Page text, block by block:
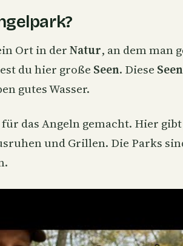
Ort in derNatur, an dem man
du hier große Seen. Diese Seen
gutes Wasser.
das Angeln gemacht. Hier
und Grillen. Die Parks